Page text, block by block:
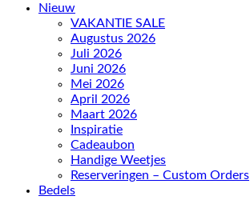
Nieuw
VAKANTIE SALE
Augustus 2026
Juli 2026
Juni 2026
Mei 2026
April 2026
Maart 2026
Inspiratie
Cadeaubon
Handige Weetjes
Reserveringen – Custom Orders
Bedels